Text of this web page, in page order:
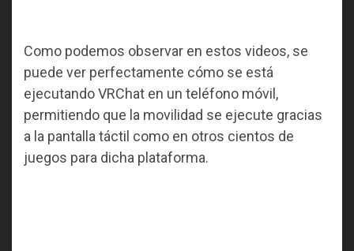
Como podemos observar en estos videos, se
puede ver perfectamente cómo se está
ejecutando VRChat en un teléfono móvil,
permitiendo que la movilidad se ejecute gracias
a la pantalla táctil como en otros cientos de
juegos para dicha plataforma.